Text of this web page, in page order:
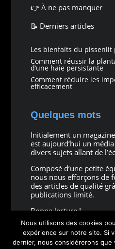
👉 À ne pas manquer
📝 Derniers articles
Les bienfaits du pissenlit
Comment réussir la
d’une haie persistante
Comment réduire les
efficacement
Quelques mots
Initialement un
est aujourd’hui un
divers sujets allant de
Composé d’une petite
nous nous efforçons de
des articles de qualité
publications limité.
Bonne lecture !
Nous utilisons des cookies
expérience sur notre site. Si
dernier, nous considérerons